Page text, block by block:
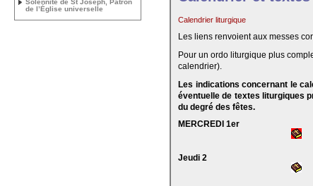
Calendrier liturgique
Les liens renvoient aux messes
Pour un ordo liturgique plus
calendrier).
Les indications concernant le
éventuelle de textes liturgiques
du degré des fêtes.
MERCREDI 1er
Jeudi 2
Solennité de St Joseph, Patron
de l’Église universelle